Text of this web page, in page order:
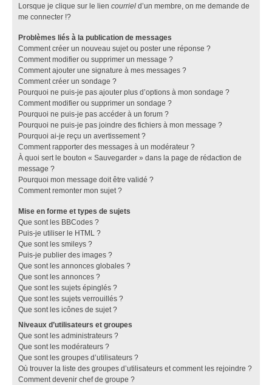
Lorsque je clique sur le lien courriel d’un membre, on me demande de
me connecter !?
Problèmes liés à la publication de messages
Comment créer un nouveau sujet ou poster une réponse ?
Comment modifier ou supprimer un message ?
Comment ajouter une signature à mes messages ?
Comment créer un sondage ?
Pourquoi ne puis-je pas ajouter plus d’options à mon sondage ?
Comment modifier ou supprimer un sondage ?
Pourquoi ne puis-je pas accéder à un forum ?
Pourquoi ne puis-je pas joindre des fichiers à mon message ?
Pourquoi ai-je reçu un avertissement ?
Comment rapporter des messages à un modérateur ?
À quoi sert le bouton « Sauvegarder » dans la page de rédaction de
message ?
Pourquoi mon message doit être validé ?
Comment remonter mon sujet ?
Mise en forme et types de sujets
Que sont les BBCodes ?
Puis-je utiliser le HTML ?
Que sont les smileys ?
Puis-je publier des images ?
Que sont les annonces globales ?
Que sont les annonces ?
Que sont les sujets épinglés ?
Que sont les sujets verrouillés ?
Que sont les icônes de sujet ?
Niveaux d’utilisateurs et groupes
Que sont les administrateurs ?
Que sont les modérateurs ?
Que sont les groupes d’utilisateurs ?
Où trouver la liste des groupes d’utilisateurs et comment les rejoindre ?
Comment devenir chef de groupe ?